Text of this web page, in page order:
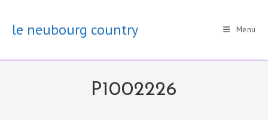
contentle neubourg country Menu
P1002226